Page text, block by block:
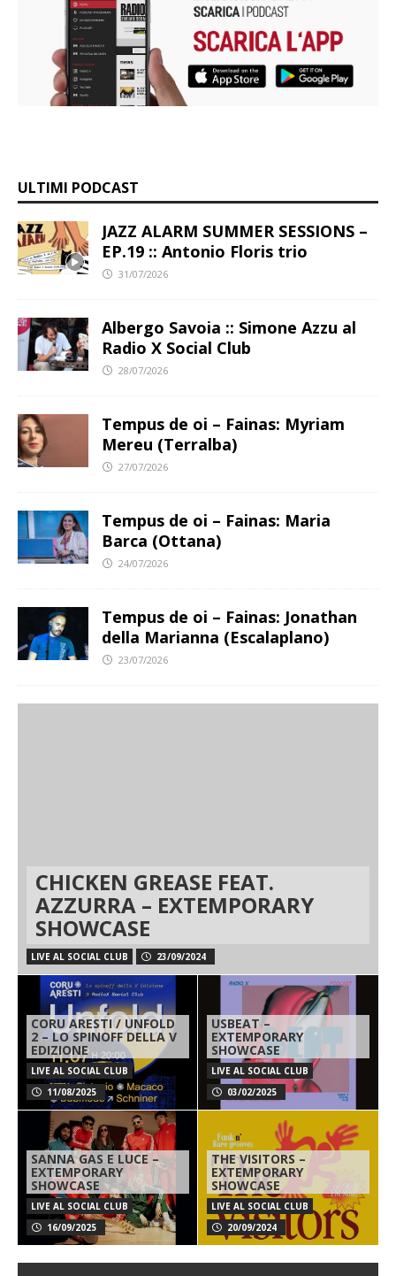
o
o
t
s
A
p
e
g
r
a
d
I
y
L
i
ULTIMI PODCAST
JAZZ ALARM SUMMER SESSIONS –
EP.19 :: Antonio Floris trio
31/07/2026
Albergo Savoia :: Simone Azzu al
Radio X Social Club
28/07/2026
Tempus de oi – Fainas: Myriam
Mereu (Terralba)
27/07/2026
Tempus de oi – Fainas: Maria
Barca (Ottana)
24/07/2026
Tempus de oi – Fainas: Jonathan
della Marianna (Escalaplano)
23/07/2026
CHICKEN GREASE FEAT.
AZZURRA – EXTEMPORARY
SHOWCASE
LIVE AL SOCIAL CLUB 23/09/2024
CORU ARESTI / UNFOLD
2 – LO SPINOFF DELLA V
EDIZIONE
LIVE AL SOCIAL CLUB
11/08/2025
USBEAT –
EXTEMPORARY
SHOWCASE
LIVE AL SOCIAL CLUB
03/02/2025
SANNA GAS E LUCE –
EXTEMPORARY
SHOWCASE
LIVE AL SOCIAL CLUB
16/09/2025
THE VISITORS –
EXTEMPORARY
SHOWCASE
LIVE AL SOCIAL CLUB
20/09/2024